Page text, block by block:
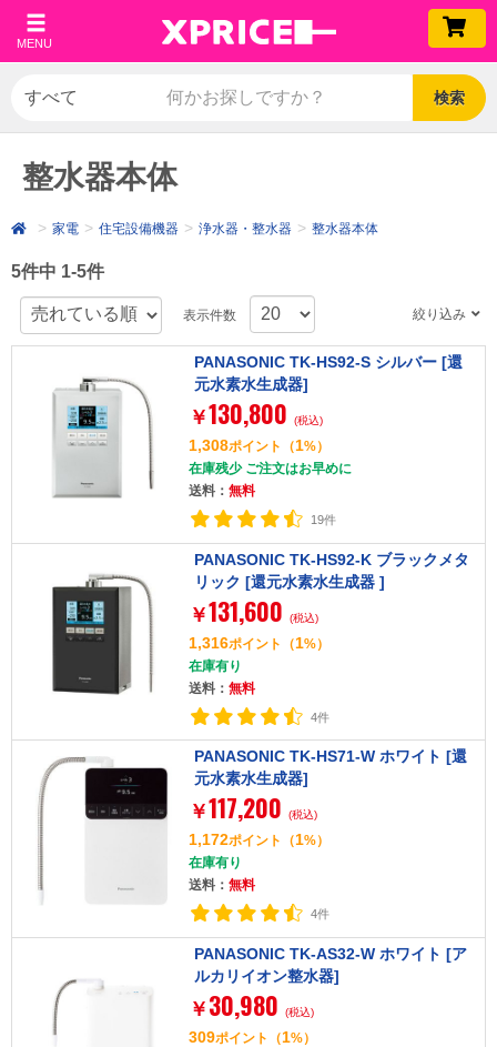
MENU
検索
整水器本体
家電 住宅設備機器 浄水器・整水器 整水器本体
5件中 1-5件
表示件数 絞り込み
PANASONIC TK-HS92-S シルバー [還
元水素水生成器]
￥130,800 (税込)
1,308ポイント （1%）
在庫残少 ご注文はお早めに
送料： 無料
19件
PANASONIC TK-HS92-K ブラックメタ
リック [還元水素水生成器 ]
￥131,600 (税込)
1,316ポイント （1%）
在庫有り
送料： 無料
4件
PANASONIC TK-HS71-W ホワイト [還
元水素水生成器]
￥117,200 (税込)
1,172ポイント （1%）
在庫有り
送料： 無料
4件
PANASONIC TK-AS32-W ホワイト [ア
ルカリイオン整水器]
￥ 30,980 (税込)
309ポイント （1%）